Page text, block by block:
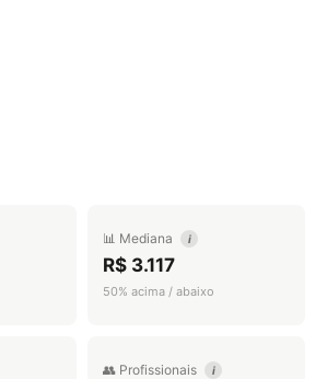
📊 Mediana i
R$ 3.117
50% acima / abaixo
👥 Profissionais i